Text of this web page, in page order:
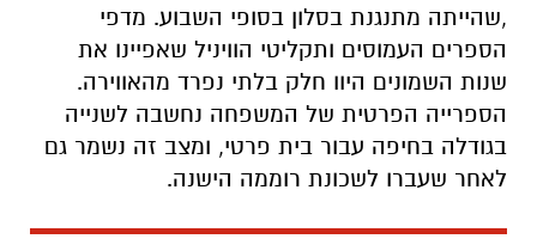
,שהייתה מתנגנת בסלון בסופי השבוע. מדפי
הספרים העמוסים ותקליטי הוויניל שאפיינו את
שנות השמונים היוו חלק בלתי נפרד מהאווירה.
הספרייה הפרטית של המשפחה נחשבה לשנייה
בגודלה בחיפה עבור בית פרטי, ומצב זה נשמר גם
לאחר שעברו לשכונת רוממה הישנה.